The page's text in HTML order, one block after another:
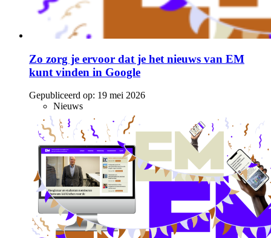
Zo zorg je ervoor dat je het nieuws van EM
kunt vinden in Google
Gepubliceerd op: 19 mei 2026
Nieuws